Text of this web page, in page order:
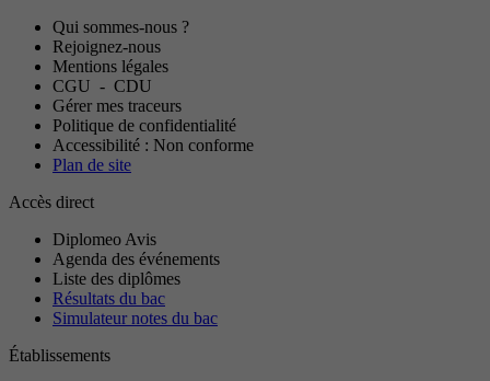
Qui sommes-nous ?
Rejoignez-nous
Mentions légales
CGU - CDU
Gérer mes traceurs
Politique de confidentialité
Accessibilité : Non conforme
Plan de site
Accès direct
Diplomeo Avis
Agenda des événements
Liste des diplômes
Résultats du bac
Simulateur notes du bac
Établissements